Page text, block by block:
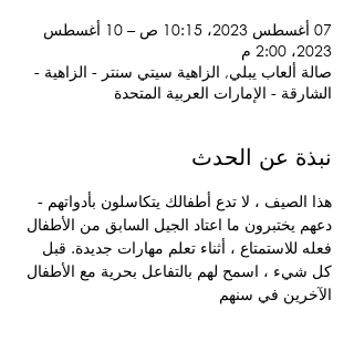
07 أغسطس 2023، 10:15 ص – 10 أغسطس
2023، 2:00 م
صالة ألعاب يبلي, الزاهية سيتي سنتر - الزاهية -
الشارقة - الإمارات العربية المتحدة
نبذة عن الحدث
هذا الصيف ، لا تدع أطفالك يتكاسلون بأدواتهم -
دعهم يختبرون ما اعتاد الجيل السابق من الأطفال
فعله للاستمتاع ، أثناء تعلم مهارات جديدة. قبل
كل شيء ، اسمح لهم بالتفاعل بحرية مع الأطفال
الآخرين في سنهم